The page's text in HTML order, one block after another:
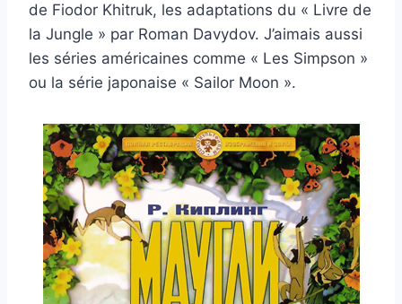
de Fiodor Khitruk, les adaptations du « Livre de
la Jungle » par Roman Davydov. J’aimais aussi
les séries américaines comme « Les Simpson »
ou la série japonaise « Sailor Moon ».